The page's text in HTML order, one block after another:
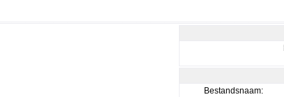
Bestandsnaam: